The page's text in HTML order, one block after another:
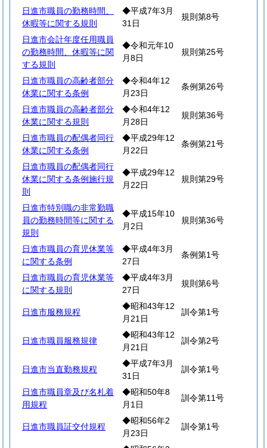
日進市職員の勤務時間、
休暇等に関する規則
◆平成7年3月
31日
規則第8号
日進市会計年度任用職員
の勤務時間、休暇等に関
する規則
◆令和元年10
月8日
規則第25号
日進市職員の高齢者部分
休業に関する条例
◆令和4年12
月23日
条例第26号
日進市職員の高齢者部分
休業に関する規則
◆令和4年12
月28日
規則第36号
日進市職員の配偶者同行
休業に関する条例
◆平成29年12
月22日
条例第21号
日進市職員の配偶者同行
休業に関する条例施行規
則
◆平成29年12
月22日
規則第29号
日進市特別職の非常勤職
員の勤務時間等に関する
規則
◆平成15年10
月2日
規則第36号
日進市職員の育児休業等
に関する条例
◆平成4年3月
27日
条例第1号
日進市職員の育児休業等
に関する規則
◆平成4年3月
27日
規則第6号
日進市服務規程
◆昭和43年12
月21日
訓令第1号
日進市職員服務規律
◆昭和43年12
月21日
訓令第2号
日進市当直勤務規程
◆平成7年3月
31日
訓令第1号
日進市職員章及び名札着
用規程
◆昭和50年8
月1日
訓令第11号
日進市職員証交付規程
◆昭和56年2
月23日
訓令第1号